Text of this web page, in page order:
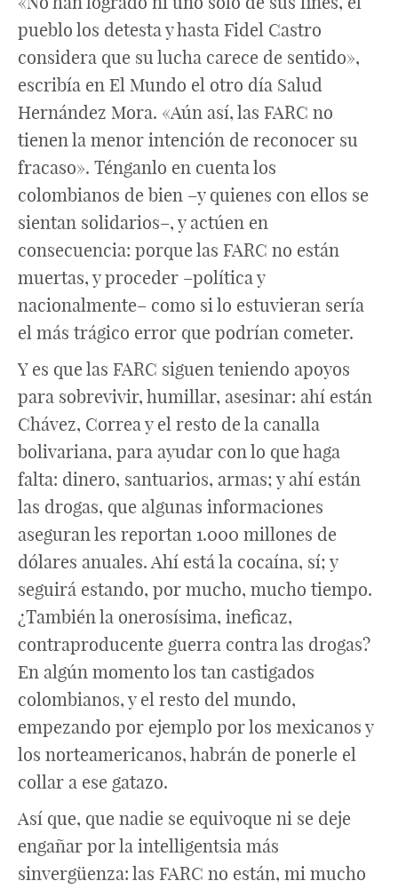
pueblo los detesta y hasta Fidel Castro
considera que su lucha carece de sentido»,
escribía en El Mundo el otro día Salud
Hernández Mora. «Aún así, las FARC no
tienen la menor intención de reconocer su
fracaso». Ténganlo en cuenta los
colombianos de bien –y quienes con ellos se
sientan solidarios–, y actúen en
consecuencia: porque las FARC no están
muertas, y proceder –política y
nacionalmente– como si lo estuvieran sería
el más trágico error que podrían cometer.
Y es que las FARC siguen teniendo apoyos
para sobrevivir, humillar, asesinar: ahí están
Chávez, Correa y el resto de la canalla
bolivariana, para ayudar con lo que haga
falta: dinero, santuarios, armas; y ahí están
las drogas, que algunas informaciones
aseguran les reportan 1.000 millones de
dólares anuales. Ahí está la cocaína, sí; y
seguirá estando, por mucho, mucho tiempo.
¿También la onerosísima, ineficaz,
contraproducente guerra contra las drogas?
En algún momento los tan castigados
colombianos, y el resto del mundo,
empezando por ejemplo por los mexicanos y
los norteamericanos, habrán de ponerle el
collar a ese gatazo.
Así que, que nadie se equivoque ni se deje
engañar por la intelligentsia más
sinvergüenza: las FARC no están, mi mucho